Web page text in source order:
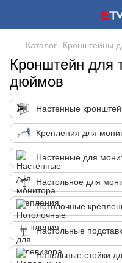
Каталог Кронштейны
Кронштейн для
дюймов
Настенные
Крепления для
Настенные для
Настольное для
Потолочные
Настольные
Напольные стойки